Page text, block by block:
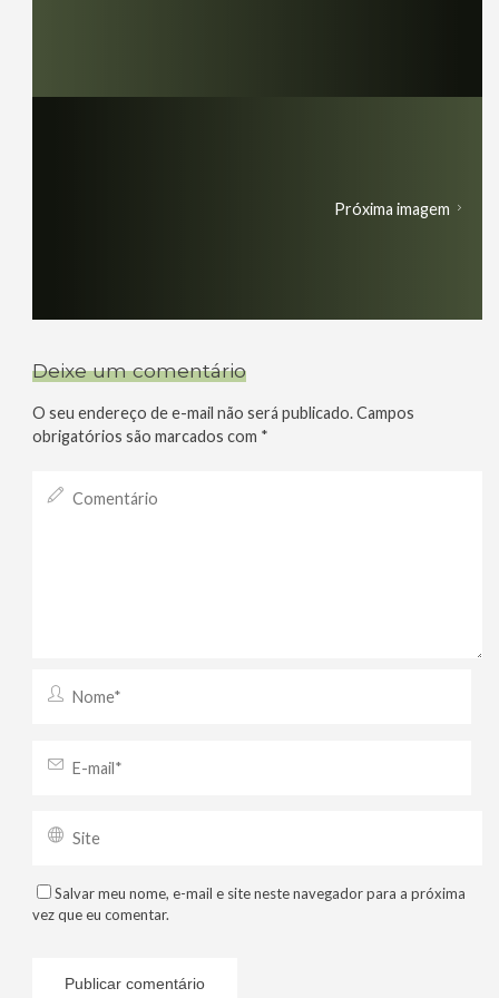
Próxima imagem
Deixe um comentário
O seu endereço de e-mail não será publicado. Campos
obrigatórios são marcados com *
Salvar meu nome, e-mail e site neste navegador para a próxima
vez que eu comentar.